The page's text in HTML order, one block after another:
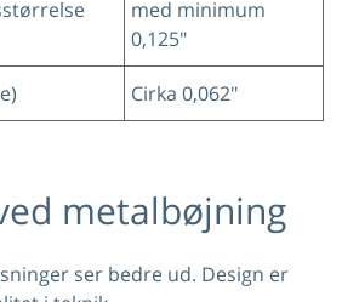
med minimum
0,125"
Cirka 0,062"
metalbøjning
ser bedre ud. Design er